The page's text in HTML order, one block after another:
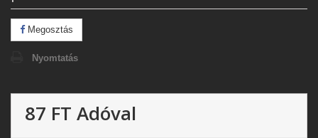
Megosztás
Nyomtatás
87 FT Adóval